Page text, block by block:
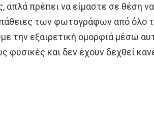
απλά πρέπει να είμαστε σε θέση
των φωτογράφων από όλο
την εξαιρετική ομορφιά μέσω
και δεν έχουν δεχθεί